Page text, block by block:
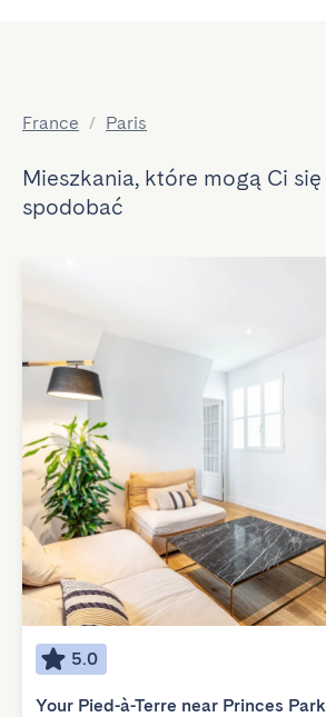
France / Paris
Mieszkania, które mogą Ci się
spodobać
5.0
Your Pied-à-Terre near Princes Park